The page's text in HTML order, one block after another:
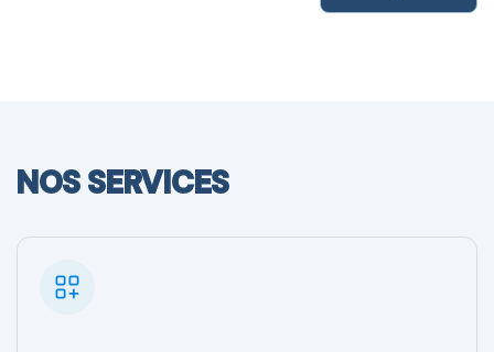
NOS SERVICES